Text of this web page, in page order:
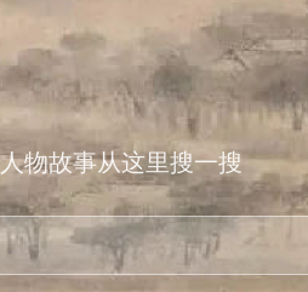
物故事从这里搜一搜